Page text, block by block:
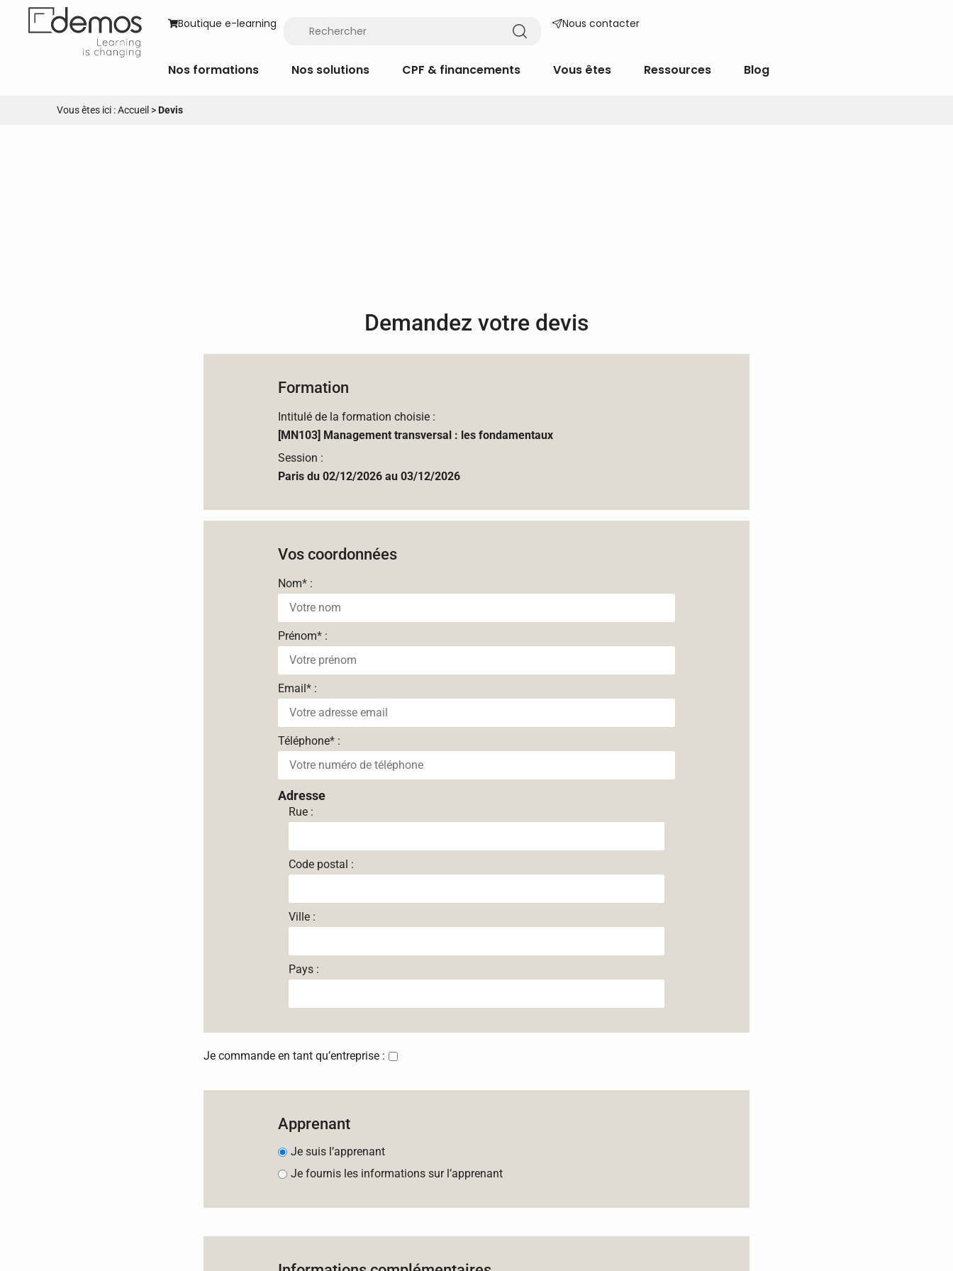
Boutique e-learning Nous contacter
Nos formations Nos solutions CPF & financements Vous êtes Ressources Blog
Vous êtes ici :Accueil >Devis
Demandez votre devis
Formation
Intitulé de la formation choisie :
[MN103] Management transversal : les fondamentaux
Session :
Paris du 02/12/2026 au 03/12/2026
Vos coordonnées
Nom* :
Prénom* :
Email* :
Téléphone* :
Adresse
Rue :
Code postal :
Ville :
Pays :
Je commande en tant qu’entreprise :
Apprenant
Je suis l’apprenant
Je fournis les informations sur l’apprenant